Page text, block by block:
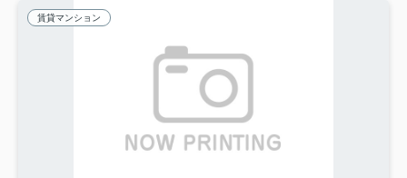
賃貸マンション